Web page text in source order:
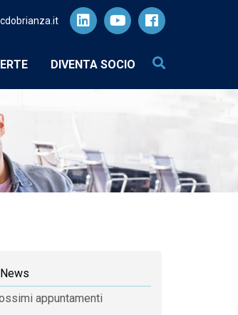
DIVENTA SOCIO
News
appuntamenti